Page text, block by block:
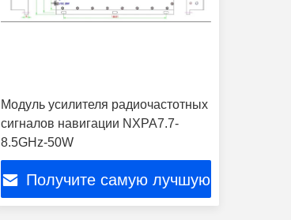
Модуль усилителя радиочастотных
сигналов навигации NXPA7.7-
8.5GHz-50W
Получите самую лучшую